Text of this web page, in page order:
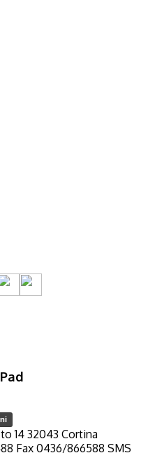
14 32043 Cortina
Fax 0436/866588 SMS